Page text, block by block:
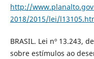
http://
2018/2015/lei/
BRASIL. Lei nº 13.243,
sobre estímulos ao